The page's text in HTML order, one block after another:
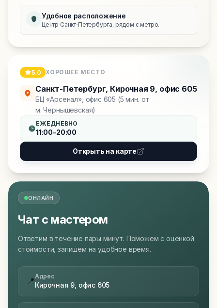
Удобное расположение
Центр Санкт‑Петербурга, рядом с метро.
5.0 ХОРОШЕЕ МЕСТО
Санкт-Петербург, Кирочная 9, офис 605
БЦ «Арсенал», офис 605 (5 мин. от
м. Чернышевская)
ЕЖЕДНЕВНО
11:00–20:00
Открыть на карте
ОНЛАЙН
Чат с мастером
Ответим в течение пары минут. Поможем с оценкой
стоимости, запишем на удобное время.
📍Адрес
Кирочная 9, офис 605